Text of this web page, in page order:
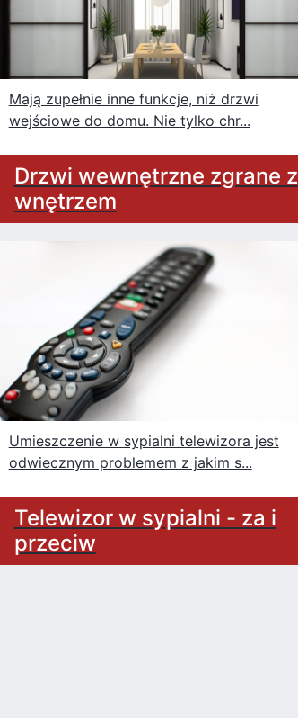
Mają zupełnie inne funkcje, niż drzwi
wejściowe do domu. Nie tylko chr...
Drzwi wewnętrzne zgrane z
wnętrzem
Umieszczenie w sypialni telewizora jest
odwiecznym problemem z jakim s...
Telewizor w sypialni - za i
przeciw